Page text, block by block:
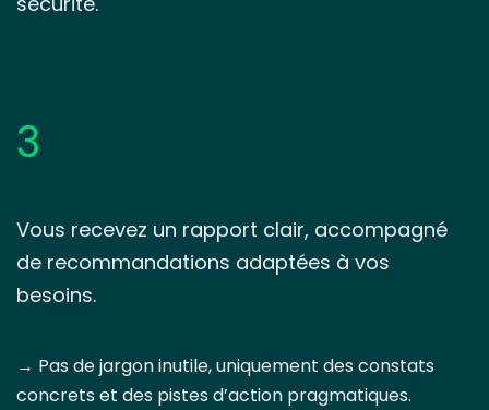
3
Vous recevez un rapport clair, accompagné
de recommandations adaptées à vos
besoins.
→ Pas de jargon inutile, uniquement des constats
concrets et des pistes d’action pragmatiques.